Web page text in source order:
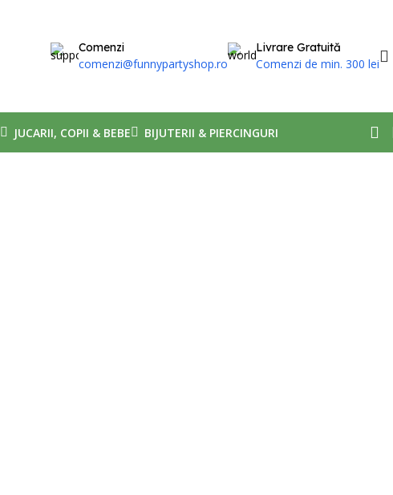
Comenzi
comenzi@funnypartyshop.ro
Livrare Gratuită
Comenzi de min. 300 lei
JUCARII, COPII & BEBE
BIJUTERII & PIERCINGURI